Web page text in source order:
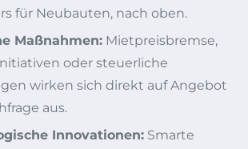
für Neubauten, nach oben.
Maßnahmen: Mietpreisbremse,
oder steuerliche
wirken sich direkt auf Angebot
aus.
Innovationen: Smarte